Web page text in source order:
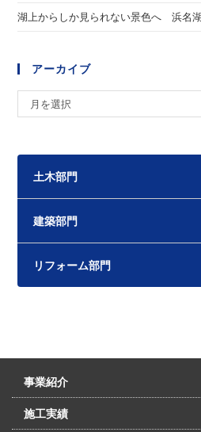
湖上からしか見られない景色へ 浜名
アーカイブ
ー
イ
月を選択
土木部門
建築部門
リフォーム部門
事業紹介
土木本部
建築本部
PPP・PFI
リフォーム・リノベーション
中村建設の家
施工実績